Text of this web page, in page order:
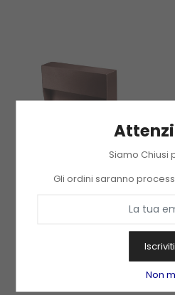
Applicazioni A Parete BOT
Siamo Chiusi
Gli ordini saranno
Iscriviti
Non